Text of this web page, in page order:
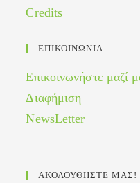
Credits
ΕΠΙΚΟΙΝΩΝΙΑ
Επικοινωνήστε μαζί
Διαφήμιση
NewsLetter
ΑΚΟΛΟΥΘΗΣΤΕ ΜΑΣ!